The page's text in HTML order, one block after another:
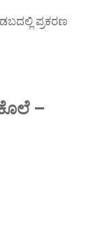
ಪ್ರಕರಣ
–